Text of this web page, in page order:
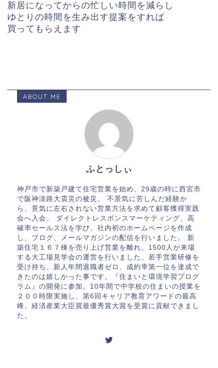
新居になってからの忙しい時間を減らし
ゆとりの時間を生み出す提案をすれば
買ってもらえます
ABOUT ME
ふとっしぃ
神戸市で新築戸建て住宅営業を始め、29歳の時に西宮市
で阪神淡路大震災の被災。 不景気に苦しんだ経験か
ら、景気に左右されない営業方法を求めて顧客獲得実践
会へ入会。 ダイレクトレスポンスマーケティング、高
確率セールス法を学び、社内初のホームページを作成
し、ブログ、メールマガジンの配信を行いました。 新
築住宅１６７棟を売り上げ営業を離れ、1500人が来場
する大工場見学会の運営を行いました。若手営業研修を
受け持ち、新人年間退職者ゼロ、成約率第一位を達成で
きたのは嬉しかった事です。『住まいと環境学習プログ
ラム』の開発に参加。10年間で中学校の住まいの授業を
２００時限実施し、第6回キャリア教育アワードの最高
峰、経済産業大臣賞最優秀賞大賞を受賞に貢献できまし
た。